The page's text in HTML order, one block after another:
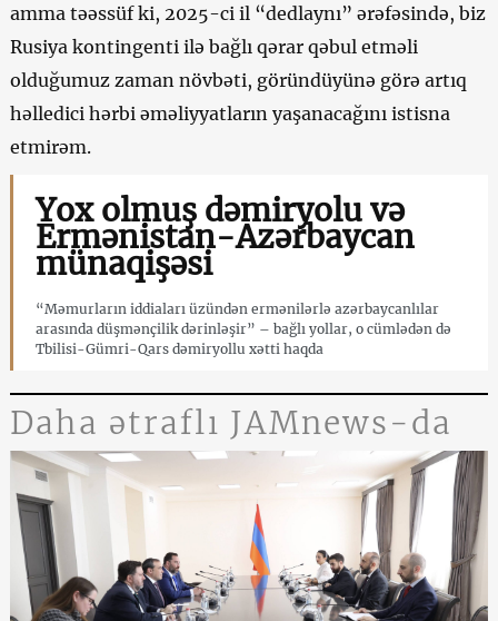
amma təəssüf ki, 2025-ci il “dedlaynı” ərəfəsində, biz
Rusiya kontingenti ilə bağlı qərar qəbul etməli
olduğumuz zaman növbəti, göründüyünə görə artıq
həlledici hərbi əməliyyatların yaşanacağını istisna
etmirəm.
Yox olmuş dəmiryolu və
Ermənistan-Azərbaycan
münaqişəsi
“Məmurların iddiaları üzündən ermənilərlə azərbaycanlılar
arasında düşmənçilik dərinləşir” – bağlı yollar, o cümlədən də
Tbilisi-Gümri-Qars dəmiryollu xətti haqda
Daha ətraflı JAMnews-da